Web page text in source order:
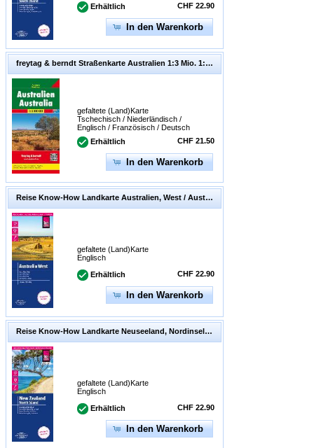
Erhältlich CHF 22.90
In den Warenkorb
freytag & berndt Straßenkarte Australien 1:3 Mio. 1:3'000'000
gefaltete (Land)Karte
Tschechisch / Niederländisch /
Englisch / Französisch / Deutsch
/ Ungarisch / Italienisch /
Polnisch / Slowakisch / Spanisch
Erhältlich CHF 21.50
In den Warenkorb
Reise Know-How Landkarte Australien, West / Australia, West (1:1.800.000). 1:1'800'000
gefaltete (Land)Karte
Englisch
Erhältlich CHF 22.90
In den Warenkorb
Reise Know-How Landkarte Neuseeland, Nordinsel | New Zealand, North Island (1:550.000). 1:550'000
gefaltete (Land)Karte
Englisch
Erhältlich CHF 22.90
In den Warenkorb